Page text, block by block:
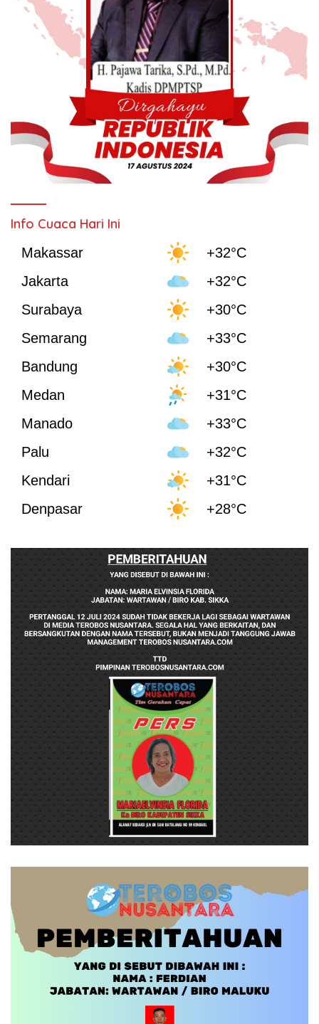
Info Cuaca Hari Ini
Makassar
+32°C
Jakarta
+32°C
Surabaya
+30°C
Semarang
+33°C
Bandung
+30°C
Medan
+31°C
Manado
+33°C
Palu
+32°C
Kendari
+31°C
Denpasar
+28°C